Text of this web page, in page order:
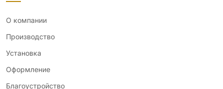
О компании
Производство
Установка
Оформление
Благоустройство